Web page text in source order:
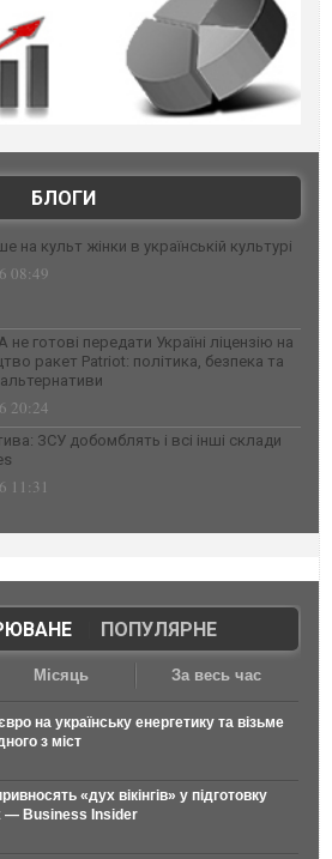
БЛОГИ
на культ жінки в українській культурі
08:49
готові передати Україні ліцензію на
ракет Patriot: політика, безпека та
20:24
ЗСУ добомблять і всі інші склади
11:31
| ПОПУЛЯРНЕ
Місяць За весь час
на українську енергетику та візьме
з міст
«дух вікінгів» у підготовку
— Business Insider